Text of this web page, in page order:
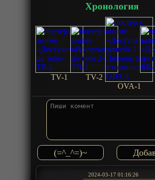
Хронология
TV-1
TV-2
OVA-1
(=^_^=)~
2024-03-17 01:16:26